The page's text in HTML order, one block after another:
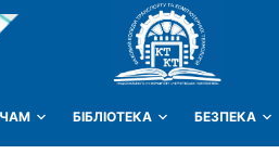
БІБЛІОТЕКА БЕЗПЕКА